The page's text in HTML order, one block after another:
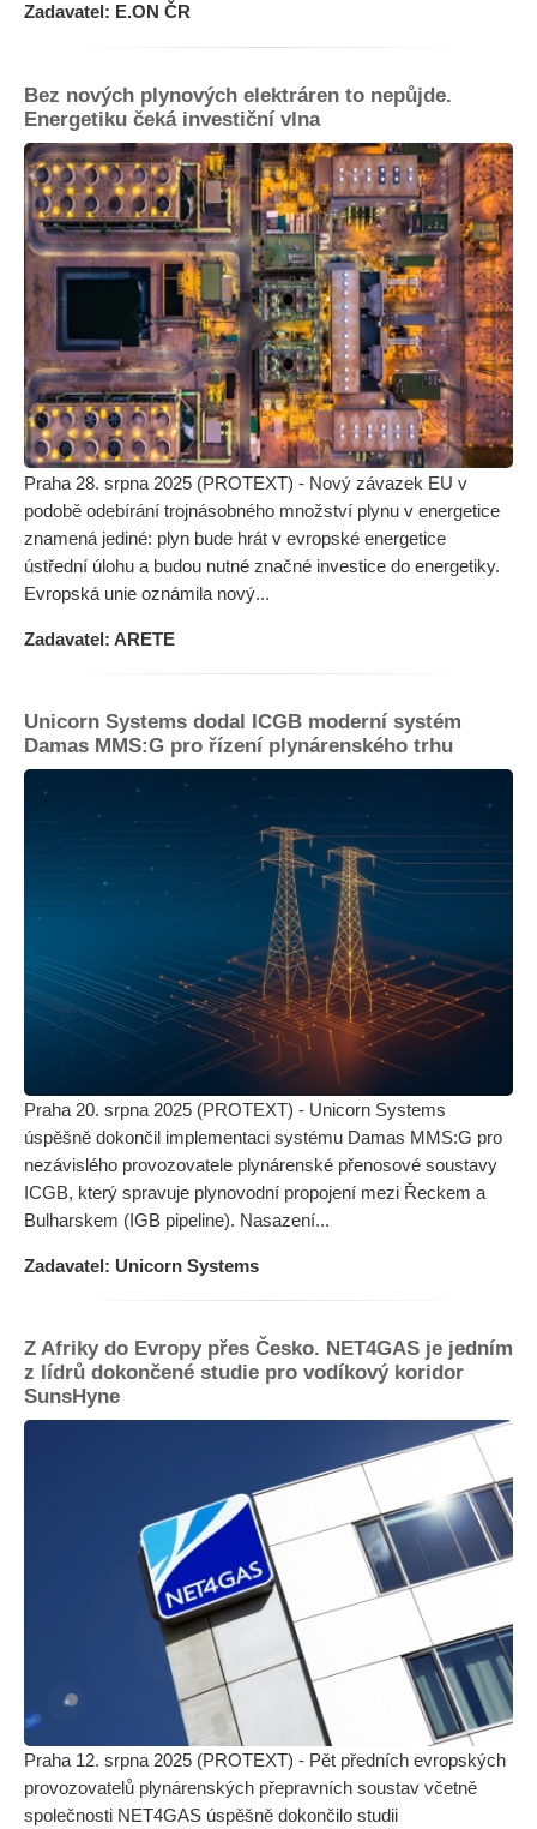
Zadavatel: E.ON ČR
Bez nových plynových elektráren to nepůjde.
Energetiku čeká investiční vlna
Praha 28. srpna 2025 (PROTEXT) - Nový závazek EU v
podobě odebírání trojnásobného množství plynu v energetice
znamená jediné: plyn bude hrát v evropské energetice
ústřední úlohu a budou nutné značné investice do energetiky.
Evropská unie oznámila nový...
Zadavatel: ARETE
Unicorn Systems dodal ICGB moderní systém
Damas MMS:G pro řízení plynárenského trhu
Praha 20. srpna 2025 (PROTEXT) - Unicorn Systems
úspěšně dokončil implementaci systému Damas MMS:G pro
nezávislého provozovatele plynárenské přenosové soustavy
ICGB, který spravuje plynovodní propojení mezi Řeckem a
Bulharskem (IGB pipeline). Nasazení...
Zadavatel: Unicorn Systems
Z Afriky do Evropy přes Česko. NET4GAS je jedním
z lídrů dokončené studie pro vodíkový koridor
SunsHyne
Praha 12. srpna 2025 (PROTEXT) - Pět předních evropských
provozovatelů plynárenských přepravních soustav včetně
společnosti NET4GAS úspěšně dokončilo studii